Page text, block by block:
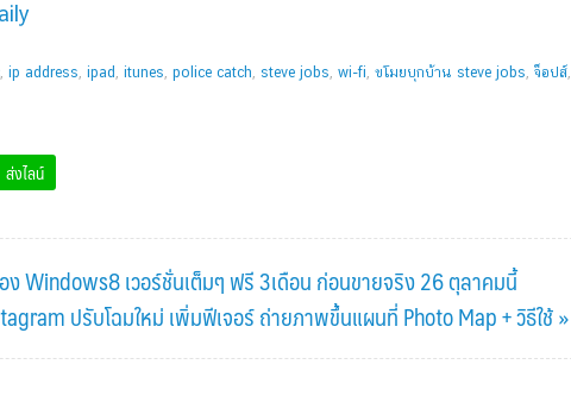
, ip address, ipad , itunes, police catch, steve jobs, wi-fi, ขโมยบุกบ้าน steve jobs, จ็อปส์,
ส่งไลน์
Windows8 เวอร์ชั่นเต็มๆ ฟรี 3เดือน ก่อนขายจริง 26 ตุลาคมนี้
ปรับโฉมใหม่ เพิ่มฟีเจอร์ ถ่ายภาพขึ้นแผนที่ Photo Map + วิธีใช้ »